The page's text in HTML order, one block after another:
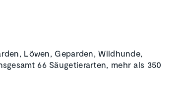
Löwen, Geparden, Wildhunde,
66 Säugetierarten, mehr als 350